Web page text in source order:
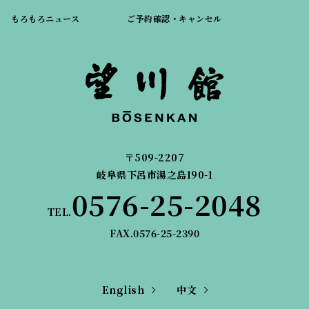
もろもろニュース ご予約確認・キャンセル
〒509-2207
岐阜県下呂市湯之島190-1
TEL.0576-25-2048
FAX.0576-25-2390
English 中文